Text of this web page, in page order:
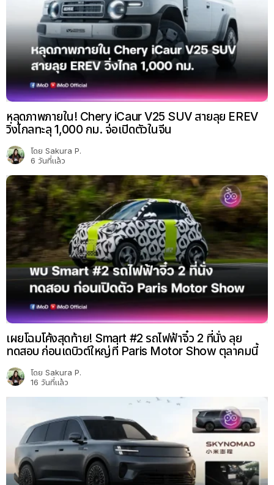
หลุดภาพภายใน! Chery iCaur V25 SUV สายลุย EREV
วิ่งไกลทะลุ 1,000 กม. จ่อเปิดตัวในจีน
โดย Sakura P.
6 วันที่แล้ว
เผยโฉมโค้งสุดท้าย! Smart #2 รถไฟฟ้าจิ๋ว 2 ที่นั่ง ลุย
ทดสอบ ก่อนเดบิวต์ใหญ่ที่ Paris Motor Show ตุลาคมนี้
โดย Sakura P.
16 วันที่แล้ว